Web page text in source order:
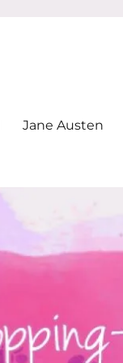
Jane Austen